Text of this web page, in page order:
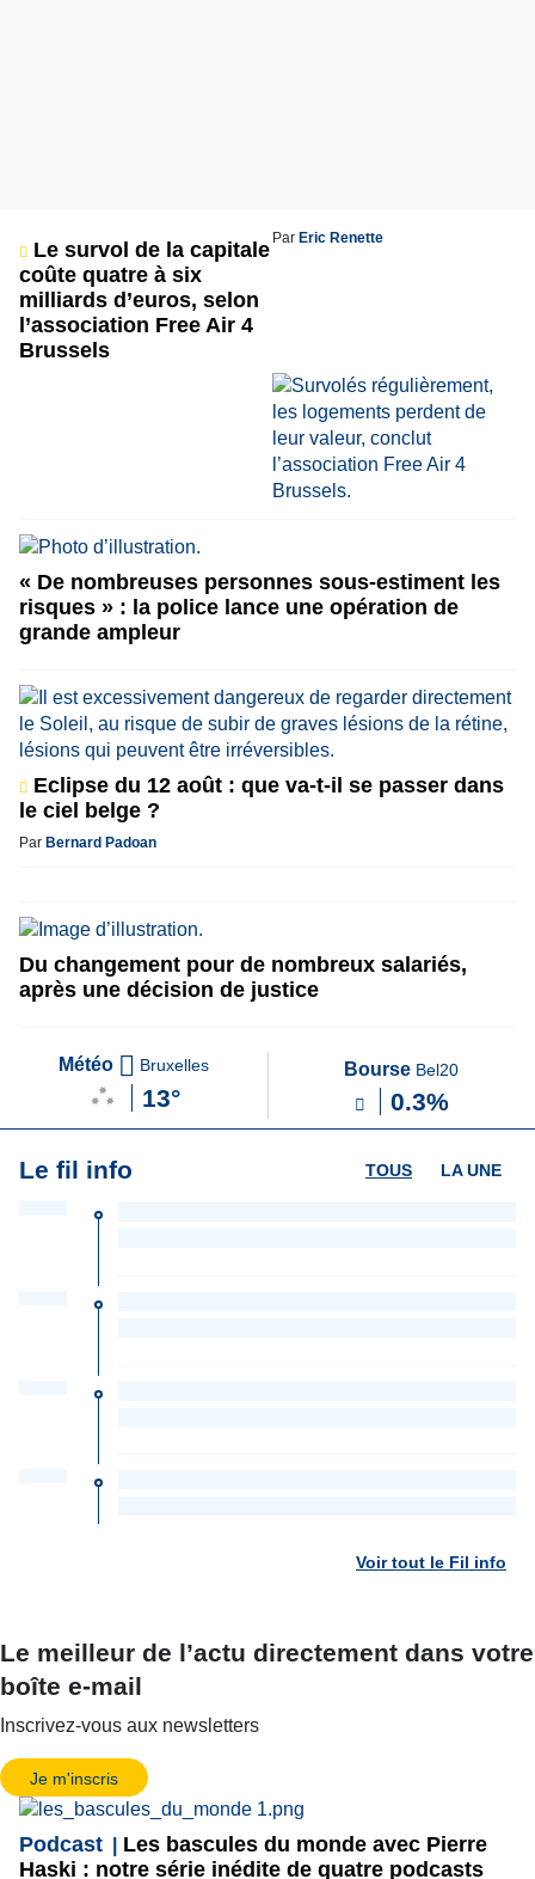
Le survol de la capitale
coûte quatre à six
milliards d’euros, selon
l’association Free Air 4
Brussels
Par Eric Renette
« De nombreuses personnes sous-estiment les
risques » : la police lance une opération de
grande ampleur
Eclipse du 12 août : que va-t-il se passer dans
le ciel belge ?
Par Bernard Padoan
Du changement pour de nombreux salariés,
après une décision de justice
Météo Bruxelles
13°
Bourse Bel20
0.3%
Le fil info LA UNE
TOUS
Voir tout le Fil info
Le meilleur de l’actu directement dans votre
boîte e-mail
Inscrivez-vous aux newsletters
Je m'inscris
Podcast
Les bascules du monde avec Pierre
Haski : notre série inédite de quatre podcasts